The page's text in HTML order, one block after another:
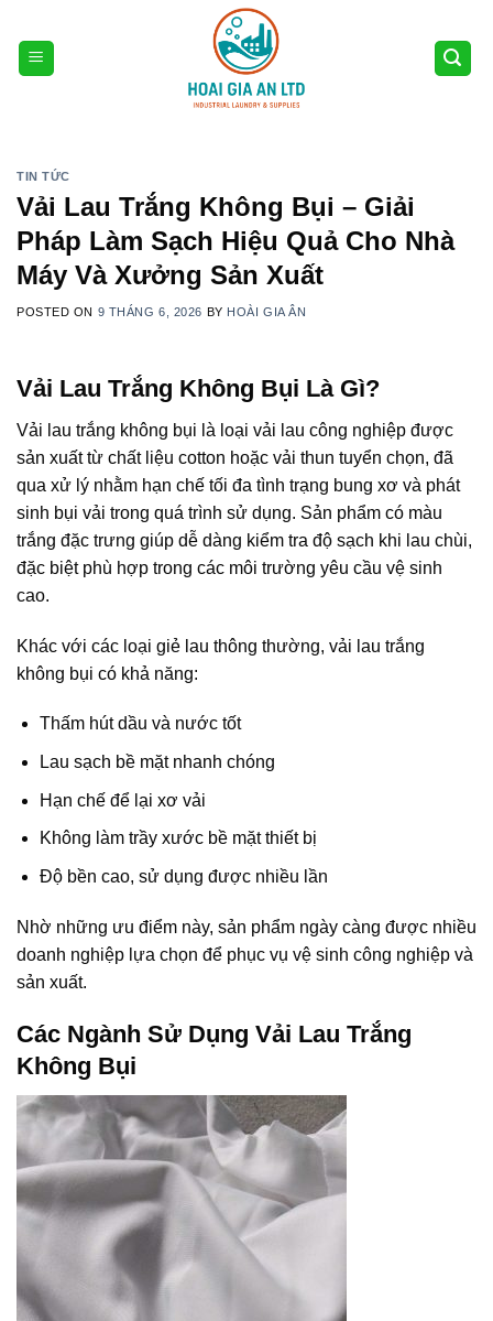
content
TIN TỨC
Vải Lau Trắng Không Bụi – Giải
Pháp Làm Sạch Hiệu Quả Cho Nhà
Máy Và Xưởng Sản Xuất
POSTED ON 9 THÁNG 6, 2026 BY HOÀI GIA ÂN
Vải Lau Trắng Không Bụi Là Gì?
Vải lau trắng không bụi là loại vải lau công nghiệp được
sản xuất từ chất liệu cotton hoặc vải thun tuyển chọn, đã
qua xử lý nhằm hạn chế tối đa tình trạng bung xơ và phát
sinh bụi vải trong quá trình sử dụng. Sản phẩm có màu
trắng đặc trưng giúp dễ dàng kiểm tra độ sạch khi lau chùi,
đặc biệt phù hợp trong các môi trường yêu cầu vệ sinh
cao.
Khác với các loại giẻ lau thông thường, vải lau trắng
không bụi có khả năng:
Thấm hút dầu và nước tốt
Lau sạch bề mặt nhanh chóng
Hạn chế để lại xơ vải
Không làm trầy xước bề mặt thiết bị
Độ bền cao, sử dụng được nhiều lần
Nhờ những ưu điểm này, sản phẩm ngày càng được nhiều
doanh nghiệp lựa chọn để phục vụ vệ sinh công nghiệp và
sản xuất.
Các Ngành Sử Dụng Vải Lau Trắng
Không Bụi